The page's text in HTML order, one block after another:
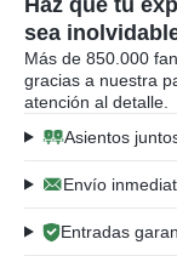
Haz que tu
sea
Más de 850.000
gracias a nuestra
atención al detalle.
Asientos
Envío
Entradas